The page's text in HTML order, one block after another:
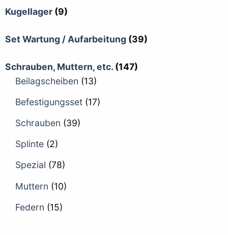
Kugellager (9)
Set Wartung / Aufarbeitung (39)
Schrauben, Muttern, etc. (147)
Beilagscheiben (13)
Befestigungsset (17)
Schrauben (39)
Splinte (2)
Spezial (78)
Muttern (10)
Federn (15)